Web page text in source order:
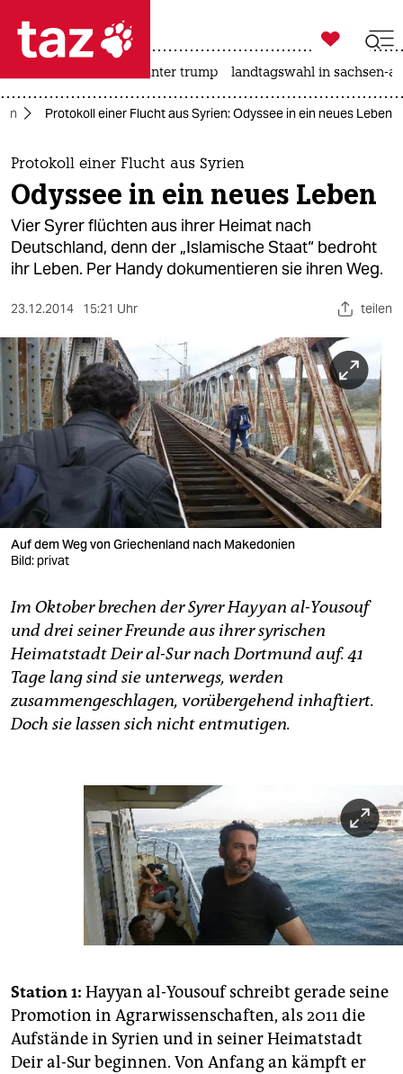
 taz zahl ich
taz zahl ich
themen
politik
öko
sport
berlin
nord
wahrheit
verlag
verlag
veranstaltungen
shop
fragen & hilfe
unterstützen
epaper login

taz zahl ich
usa unter trump landtagswahl in sachsen-
Protokoll einer Flucht aus Syrien: Odyssee in ein neues Leben
Protokoll einer Flucht aus Syrien
Odyssee in ein neues Leben
Vier Syrer flüchten aus ihrer Heimat nach
Deutschland, denn der „Islamische Staat“ bedroht
ihr Leben. Per Handy dokumentieren sie ihren Weg.
23.12.2014 15:21 Uhr teilen
Auf dem Weg von Griechenland nach Makedonien
Bild: privat
Im Oktober brechen der Syrer Hayyan al-Yousouf
und drei seiner Freunde aus ihrer syrischen
Heimatstadt Deir al-Sur nach Dortmund auf. 41
Tage lang sind sie unterwegs, werden
zusammengeschlagen, vorübergehend inhaftiert.
Doch sie lassen sich nicht entmutigen.
Station 1: Hayyan al-Yousouf schreibt gerade seine
Promotion in Agrarwissenschaften, als 2011 die
Aufstände in Syrien und in seiner Heimatstadt
Deir al-Sur beginnen. Von Anfang an kämpft er